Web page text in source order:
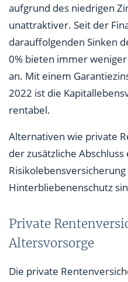
aufgrund des niedrigen
unattraktiver. Seit der
darauffolgenden Sinken
0% bieten immer
an. Mit einem
2022 ist die
rentabel.
Alternativen wie private
der zusätzliche Abschluss
Hinterbliebenenschutz
Private
Altersvorsorge
Die private